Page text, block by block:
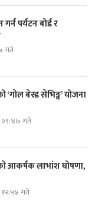
पर्यटन बोर्ड र
गते
बेस्ड सेभिङ्ग’ योजना
०९:४७ गते
आकर्षक लाभांश घोषणा,
१२:५४ गते